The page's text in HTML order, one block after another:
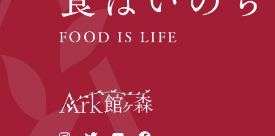
FOOD IS LIFE